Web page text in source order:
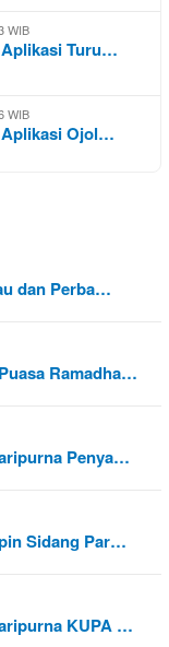
WIB
Turu…
WIB
Aplikasi Ojol…
dan Perba…
Ramadha…
Penya…
Sidang Par…
KUPA …